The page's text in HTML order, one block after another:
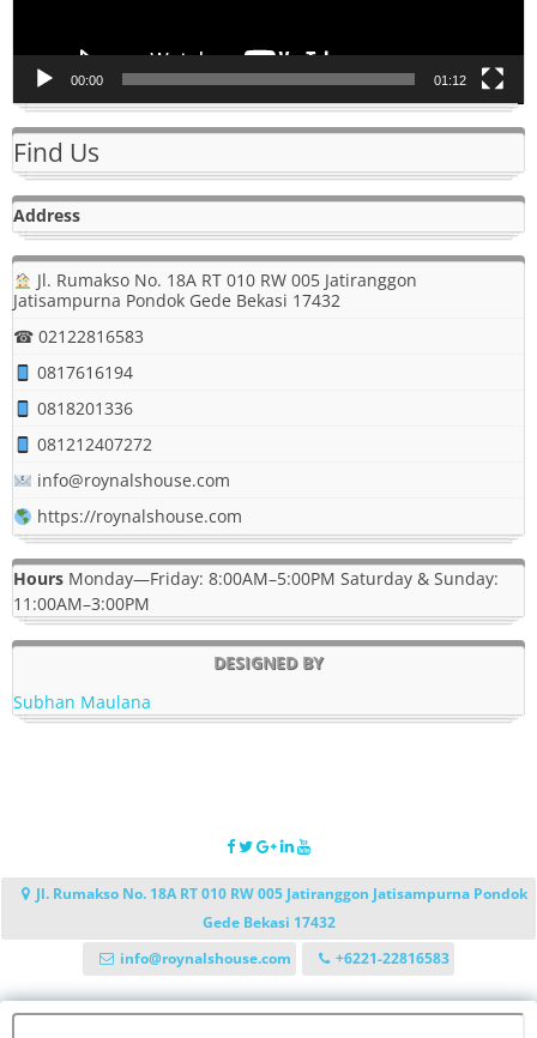
00:00 01:12
Find Us
Address
Jl. Rumakso No. 18A RT 010 RW 005 Jatiranggon
Jatisampurna Pondok Gede Bekasi 17432
☎ 02122816583
0817616194
0818201336
081212407272
info@roynalshouse.com
https://roynalshouse.com
Hours Monday—Friday: 8:00AM–5:00PM Saturday & Sunday:
11:00AM–3:00PM
DESIGNED BY
Subhan Maulana
Jl. Rumakso No. 18A RT 010 RW 005 Jatiranggon Jatisampurna Pondok
Gede Bekasi 17432
info@roynalshouse.com
+6221-22816583